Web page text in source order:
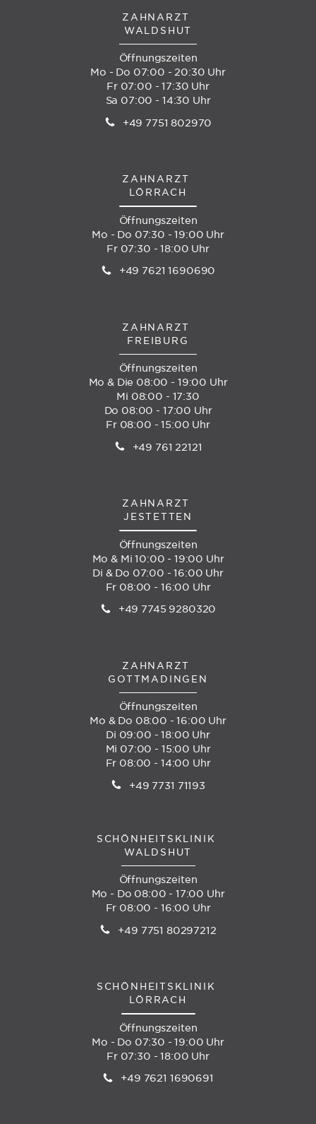
ZAHNARZT
WALDSHUT
Öffnungszeiten
Mo - Do 07:00 - 20:30 Uhr
Fr 07:00 - 17:30 Uhr
Sa 07:00 - 14:30 Uhr
+49 7751 802970
ZAHNARZT
LÖRRACH
Öffnungszeiten
Mo - Do 07:30 - 19:00 Uhr
Fr 07:30 - 18:00 Uhr
+49 7621 1690690
ZAHNARZT
FREIBURG
Öffnungszeiten
Mo & Die 08:00 - 19:00 Uhr
Mi 08:00 - 17:30
Do 08:00 - 17:00 Uhr
Fr 08:00 - 15:00 Uhr
+49 761 22121
ZAHNARZT
JESTETTEN
Öffnungszeiten
Mo & Mi 10:00 - 19:00 Uhr
Di & Do 07:00 - 16:00 Uhr
Fr 08:00 - 16:00 Uhr
+49 7745 9280320
ZAHNARZT
GOTTMADINGEN
Öffnungszeiten
Mo & Do 08:00 - 16:00 Uhr
Di 09:00 - 18:00 Uhr
Mi 07:00 - 15:00 Uhr
Fr 08:00 - 14:00 Uhr
+49 7731 71193
SCHÖNHEITSKLINIK
WALDSHUT
Öffnungszeiten
Mo - Do 08:00 - 17:00 Uhr
Fr 08:00 - 16:00 Uhr
+49 7751 80297212
SCHÖNHEITSKLINIK
LÖRRACH
Öffnungszeiten
Mo - Do 07:30 - 19:00 Uhr
Fr 07:30 - 18:00 Uhr
+49 7621 1690691